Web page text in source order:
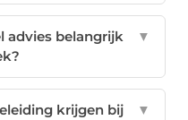
advies belangrijk
▼
krijgen bij
▼